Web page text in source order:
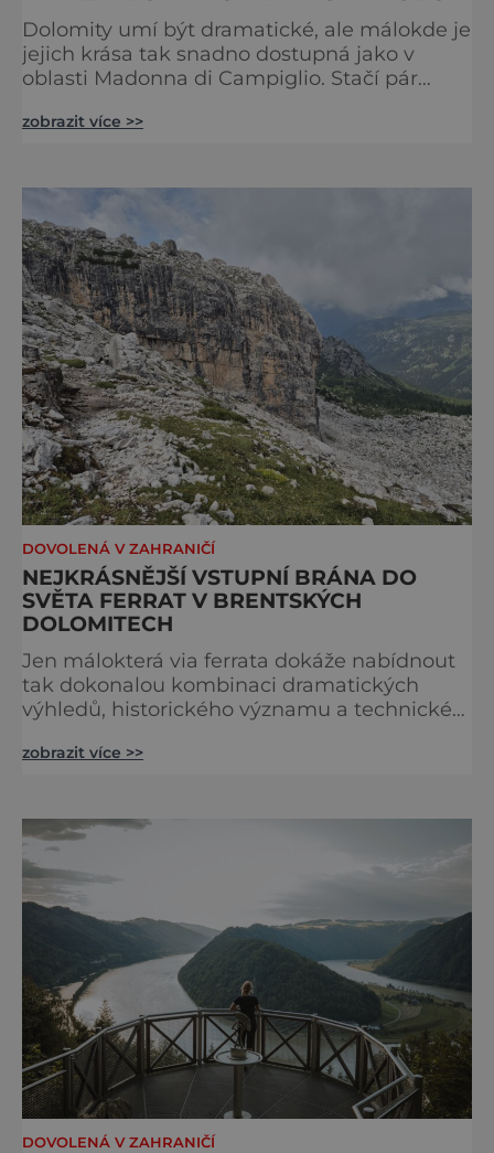
Dolomity umí být dramatické, ale málokde je
jejich krása tak snadno dostupná jako v
oblasti Madonna di Campiglio. Stačí pár
věžemi, horskými jezery a nekonečnými
dovolenou právě sem. Madonna di
Campiglio uhrane každé ráno, kdy první
paprsky kreslí na vrcholcích Brenty
zobrazit více >>
DOVOLENÁ V ZAHRANIČÍ
NEJKRÁSNĚJŠÍ VSTUPNÍ BRÁNA DO
SVĚTA FERRAT V BRENTSKÝCH
DOLOMITECH
Jen málokterá via ferrata dokáže nabídnout
tak dokonalou kombinaci dramatických
výhledů, historického významu a technické
Brentských Dolomit představuje vstupní
považován za jednu z nejkrásnějších
vysokohorských tras na světě. Přestože
samotná ferrata nepatří mezi techn
zobrazit více >>
DOVOLENÁ V ZAHRANIČÍ